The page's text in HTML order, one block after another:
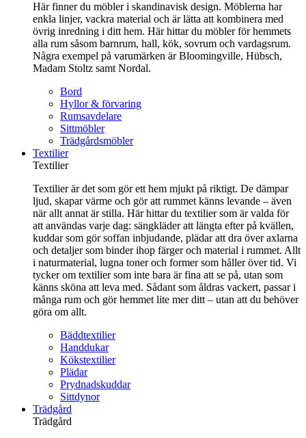
Här finner du möbler i skandinavisk design. Möblerna har
enkla linjer, vackra material och är lätta att kombinera med
övrig inredning i ditt hem. Här hittar du möbler för hemmets
alla rum såsom barnrum, hall, kök, sovrum och vardagsrum.
Några exempel på varumärken är Bloomingville, Hübsch,
Madam Stoltz samt Nordal.
Bord
Hyllor & förvaring
Rumsavdelare
Sittmöbler
Trädgårdsmöbler
Textilier
Textilier
Textilier är det som gör ett hem mjukt på riktigt. De dämpar
ljud, skapar värme och gör att rummet känns levande – även
när allt annat är stilla. Här hittar du textilier som är valda för
att användas varje dag: sängkläder att längta efter på kvällen,
kuddar som gör soffan inbjudande, plädar att dra över axlarna
och detaljer som binder ihop färger och material i rummet. Allt
i naturmaterial, lugna toner och former som håller över tid. Vi
tycker om textilier som inte bara är fina att se på, utan som
känns sköna att leva med. Sådant som åldras vackert, passar i
många rum och gör hemmet lite mer ditt – utan att du behöver
göra om allt.
Bäddtextilier
Handdukar
Kökstextilier
Plädar
Prydnadskuddar
Sittdynor
Trädgård
Trädgård